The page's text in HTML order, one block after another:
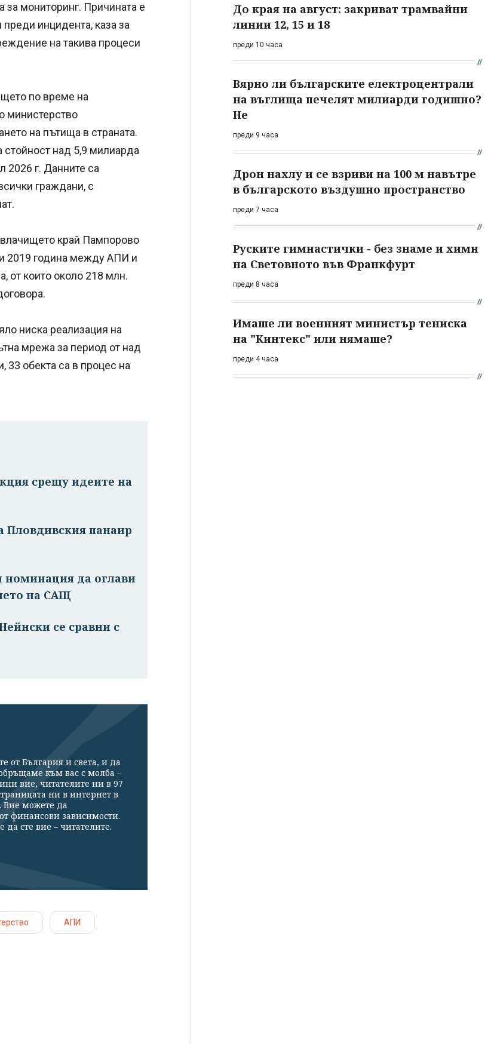
мониторинг. Причината е
инцидента, каза за
на такива процеси
по време на
министерство
на пътища в страната.
над 5,9 милиарда
2026 г. Данните са
граждани, с
край Пампорово
2019 година между АПИ и
от които около 218 млн.
ниска реализация на
мрежа за период от над
33 обекта са в процес на
срещу идеите на
Пловдивския панаир
да оглави
на САЩ
се сравни с
от България и света, и да
към вас с молба –
вие, читателите ни в 97
ни в интернет в
Вие можете да
финансови зависимости.
сте вие – читателите.
АПИ
До края на август: закриват трамвайни
линии 12, 15 и 18
преди 10 часа
Вярно ли българските електроцентрали
на въглища печелят милиарди годишно?
Не
преди 9 часа
Дрон нахлу и се взриви на 100 м навътре
в българското въздушно пространство
преди 7 часа
Руските гимнастички - без знаме и химн
на Световното във Франкфурт
преди 8 часа
Имаше ли военният министър тениска
на "Кинтекс" или нямаше?
преди 4 часа